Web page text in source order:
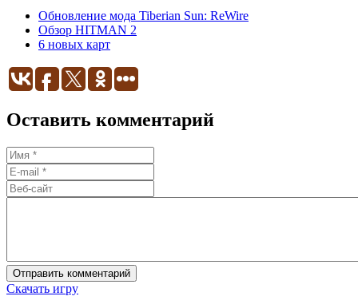
Обновление мода Tiberian Sun: ReWire
Обзор HITMAN 2
6 новых карт
Оставить комментарий
Отправить комментарий
Скачать игру